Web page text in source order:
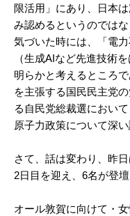
限活用」にあり、日本
み認めるというのでは
気づいた時には、「電
（生成AIなど先進技術
明らかと考えるところ
を主張する国民民主党
る自民党総裁選におい
原子力政策について深
さて、話は変わり、昨
2日目を迎え、6名が登壇
オール敦賀に向けて・